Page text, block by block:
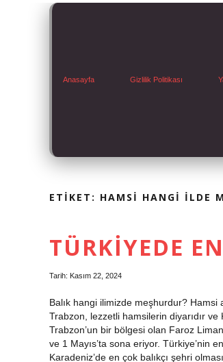
Anasayfa Gizlilik Politikası
ETIKET: HAMSI HANGI ILDE
TÜRKIYEDE
Tarih: Kasım 22, 2024
Balık hangi ilimizde meşhurdur?
Trabzon, lezzetli hamsilerin diyarıdır ve
Trabzon’un bir bölgesi olan Faroz
ve 1 Mayıs’ta sona eriyor. Türkiye’nin
Karadeniz’de en çok balıkçı şehri